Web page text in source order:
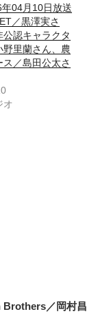
04月10日放送
／黒澤実さ
公認キャラクタ
野里蘭さん、農
／島田公太さ
オ
Brothers／岡村昌